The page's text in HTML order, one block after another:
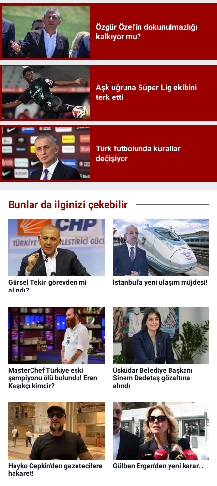
Özgür Özel'in dokunulmazlığı
kalkıyor mu?
Aşk uğruna Süper Lig ekibini
terk etti
Türk futbolunda kurallar
değişiyor
Bunlar da ilginizi çekebilir
Gürsel Tekin görevden mi
alındı?
İstanbul'a yeni ulaşım müjdesi!
MasterChef Türkiye eski
şampiyonu ölü bulundu! Eren
Kaşıkçı kimdir?
Üsküdar Belediye Başkanı
Sinem Dedetaş gözaltına
alındı
Hayko Cepkin'den gazetecilere
hakaret!
Gülben Ergen'den yeni karar...